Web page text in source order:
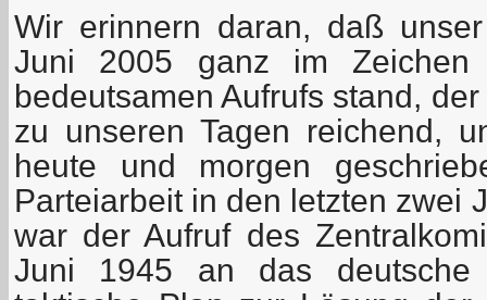
Wir erinnern daran, daß
Juni 2005 ganz im Zeichen
bedeutsamen Aufrufs stand,
zu unseren Tagen reichend,
heute und morgen
Parteiarbeit in den letzten zwei
war der Aufruf des
Juni 1945 an das deutsche